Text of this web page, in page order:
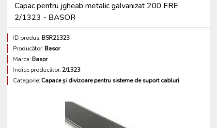
Capac pentru jgheab metalic galvanizat 200 ERE
2/1323 - BASOR
ID produs:BSR21323
Producător:Basor
Marca:Basor
Indice producător:2/1323
Categorie: Capace și divizoare pentru sisteme de suport cabluri